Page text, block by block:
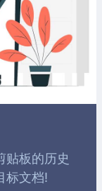
贴板的历史
标文档!